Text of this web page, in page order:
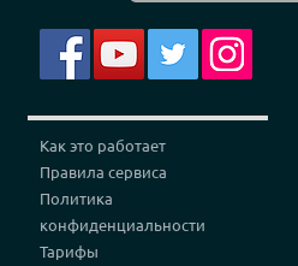
Как это работает
Правила сервиса
Политика
конфиденциальности
Тарифы